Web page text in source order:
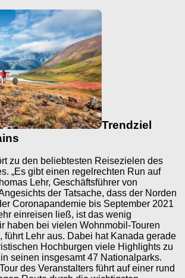
Trendziel
zu den beliebtesten Reisezielen des
„Es gibt einen regelrechten Run auf
Lehr, Geschäftsführer von
der Tatsache, dass der Norden
Coronapandemie bis September 2021
einreisen ließ, ist das wenig
haben bei vielen Wohnmobil-Touren
führt Lehr aus. Dabei hat Kanada gerade
Hochburgen viele Highlights zu
seinen insgesamt 47 Nationalparks.
des Veranstalters führt auf einer rund